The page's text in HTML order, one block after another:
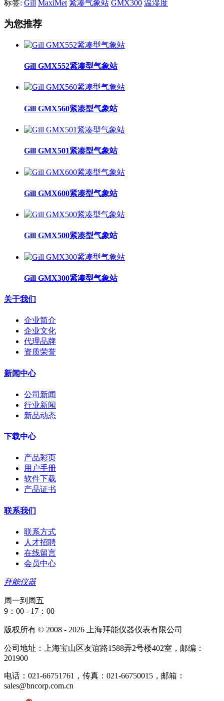
标签: Gill MaxiMet 紧凑气象站 GMX300 温湿度
为您推荐
Gill GMX552紧凑型气象站
Gill GMX560紧凑型气象站
Gill GMX501紧凑型气象站
Gill GMX600紧凑型气象站
Gill GMX500紧凑型气象站
Gill GMX300紧凑型气象站
关于我们
企业简介
企业文化
代理品牌
资质荣誉
新闻中心
公司新闻
行业新闻
新品动态
下载中心
产品彩页
用户手册
软件下载
产品证书
联系我们
联系方式
人才招聘
在线留言
会员中心
拜能仪器
周一到周五
9：00 - 17：00
版权所有 © 2008 - 2026 上海拜能仪器仪表有限公司
公司地址：上海宝山区友谊路1588弄2号楼402室，邮编：
201900
电话：021-66751761，传真：021-66750015，邮箱：
sales@bncorp.com.cn